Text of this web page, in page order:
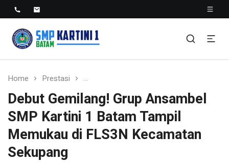
Home Prestasi Debut Gemilang! Grup Ansambel SMP
Debut Gemilang! Grup Ansambel
SMP Kartini 1 Batam Tampil
Memukau di FLS3N Kecamatan
Sekupang